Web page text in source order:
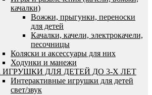
качалки)
Вожжи, прыгунки, переноски
для детей
Качалки, качели, электрокачели,
песочницы
Коляски и аксессуары для них
Ходунки и манежи
ИГРУШКИ ДЛЯ ДЕТЕЙ ДО 3-Х ЛЕТ
Интерактивные игрушки для детей
свет/звук